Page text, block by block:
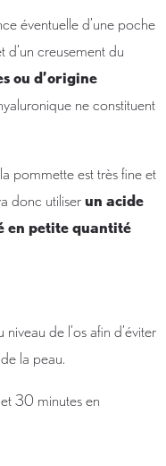
éventuelle d’une poche
d’un creusement du
ou d’origine
ne constituent
pommette est très fine et
donc utiliserun acide
en petite quantité
de l’os afin d’éviter
la peau.
30 minutes en